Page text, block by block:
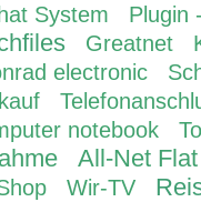
System
Plugin
Greatnet
electronic
notebook
All-Net Flat
Wir-TV